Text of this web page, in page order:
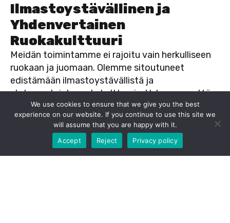
Ilmastoystävällinen ja
Yhdenvertainen
Ruokakulttuuri
Meidän toimintamme ei rajoitu vain herkulliseen
ruokaan ja juomaan. Olemme sitoutuneet
edistämään ilmastoystävällistä ja
yhdenvertaista ruokakulttuuria. Uskomme, että
ruoka yhdistää ihmisiä ja rakentaa siltoja eri
taustoista tulevien ihmisten välille. Siksi
haluamme tarjota turvallisen ja tervetulleen
ympäristön kaikille, riippumatta siitä, mistä he
tulevat.
-10% kun tilaat nouto verkkokaupastamme. Tilaa
nyt!
We use cookies to ensure that we give you the best
experience on our website. If you continue to use this site we
will assume that you are happy with it.
Accept
Reject Privacy policy